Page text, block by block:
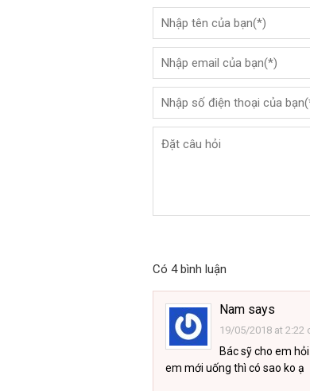
Có 4 bình luận
Nam says
19/05/2018 at 2:22
Bác sỹ cho em
em mới uống thì có sao ko ạ